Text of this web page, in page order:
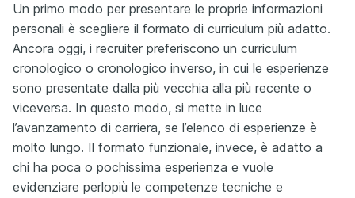
Un primo modo per presentare le proprie informazioni
personali è scegliere il formato di curriculum più adatto.
Ancora oggi, i recruiter preferiscono un curriculum
cronologico o cronologico inverso, in cui le esperienze
sono presentate dalla più vecchia alla più recente o
viceversa. In questo modo, si mette in luce
l’avanzamento di carriera, se l’elenco di esperienze è
molto lungo. Il formato funzionale, invece, è adatto a
chi ha poca o pochissima esperienza e vuole
evidenziare perlopiù le competenze tecniche e